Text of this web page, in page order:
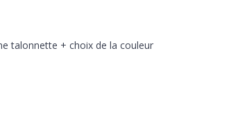
talonnette + choix de la couleur